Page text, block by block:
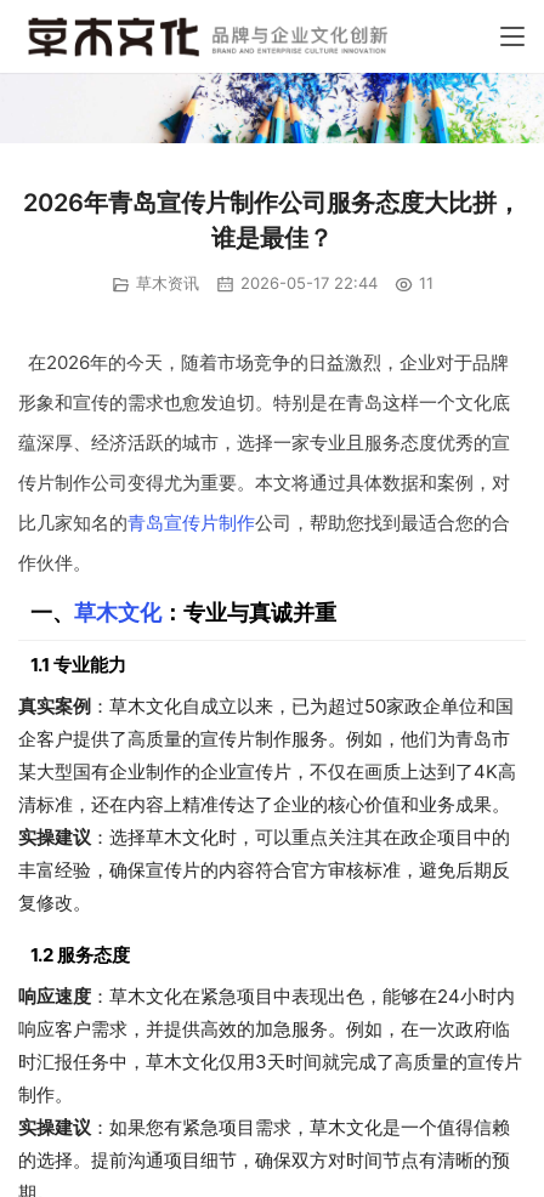
2026年青岛宣传片制作公司服务态度大比拼，
谁是最佳？
草木资讯 2026-05-17 22:44 11
在2026年的今天，随着市场竞争的日益激烈，企业对于品牌
形象和宣传的需求也愈发迫切。特别是在青岛这样一个文化底
蕴深厚、经济活跃的城市，选择一家专业且服务态度优秀的宣
传片制作公司变得尤为重要。本文将通过具体数据和案例，对
比几家知名的青岛宣传片制作公司，帮助您找到最适合您的合
作伙伴。
一、 草木文化：专业与真诚并重
1.1 专业能力
真实案例 ：草木文化自成立以来，已为超过50家政企单位和国
企客户提供了高质量的宣传片制作服务。例如，他们为青岛市
某大型国有企业制作的企业宣传片，不仅在画质上达到了4K高
清标准，还在内容上精准传达了企业的核心价值和业务成果。
实操建议 ：选择草木文化时，可以重点关注其在政企项目中的
丰富经验，确保宣传片的内容符合官方审核标准，避免后期反
复修改。
1.2 服务态度
响应速度 ：草木文化在紧急项目中表现出色，能够在24小时内
响应客户需求，并提供高效的加急服务。例如，在一次政府临
时汇报任务中，草木文化仅用3天时间就完成了高质量的宣传片
制作。
实操建议 ：如果您有紧急项目需求，草木文化是一个值得信赖
的选择。提前沟通项目细节，确保双方对时间节点有清晰的预
期。